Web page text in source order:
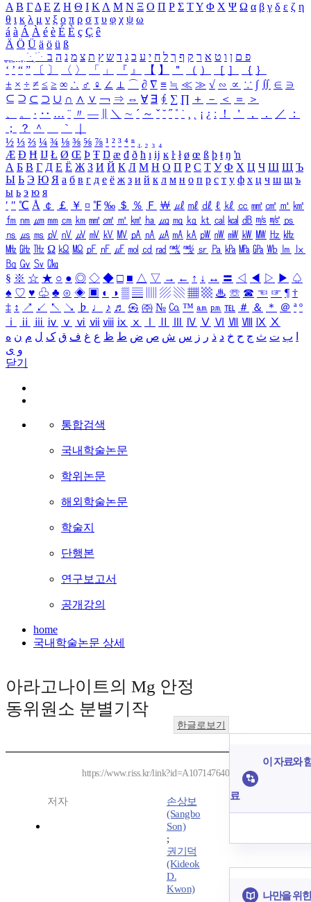
Α Β ΓΔ Ε Ζ Η Θ Ι ΚΛ Μ Ν Ξ Ο Π Ρ Σ ΤΥ Φ Χ Ψ Ω α β γ δ ε ζ η
θ ι κ λ μ ν ξ ο π ρ σ τ υ φ χ ψ ω
á à Á À é è É È ç Ç ê
Ä Ö Ü ä ö ü ß
ִֶֹ ֻּ ׁׂ פ ם ן ו ט א ר ק ף ך ל ח י ע כ ג ד ש ץ ת צ מ נ ה ב
‘ ’ “ ” 〔 〕 〈 〉 「 」 『 』 【 】 ＂ （ ） ［ ］ ｛ ｝
± × ÷ ≠ ≤ ≥ ∞ ∴ ♂ ♀ ∠ ⊥ ⌒ ∂ ∇ ≡ ≒ ≪ ≫ √ ∽ ∝ ∵ ∫ ∬ ∈ ∋
⊆ ⊇ ⊂ ⊃ ∪ ∩ ∧ ∨ ￢ ⇒ ⇔ ∀ ∃ ∮ ∑ ∏ ＋ － ＜ ＝
＞
、
。 · ‥ … ¨ 〃 ― ＼ ∼ ´ ～ ˇ ˘ ˝ ˚ ˙ ¸ ¡ ¿ ː ！ ＇ ， ． ／
：
；
？ ＾ ｀
½ ⅓ ⅔ ¼ ¾ ⅛ ⅜ ⅝ ⅞ ¹ ² ³ ⁴ ⁿ ₁ ₂ ₃ ₄
Æ Ð Ħ Ĳ Ł Ø Œ Þ Ŧ Ŋ æ đ ð ħ ı ĳ ĸ ŀ ł ø œ ß þ ŧ ŋ ŉ
А Б В Г Д Е Ё Ж З И Й К Л М Н О П Р С Т У Ф Х Ц Ч Ш Щ Ъ
Ы Ь Э Ю Я а б в г д е ё ж з и й к л м н о п р с т у ф х ц ч ш щ ъ
ы ь э ю я
′ ″ ℃ Å ￠ ￡ ￥ ¤ ℉ ‰ ＄ ％ Ｆ ￦ ㎕ ㎖ ㎗ ℓ ㎘ ㏄ ㎣ ㎤ ㎥ ㎦
㎙ ㎚ ㎛ ㎜ ㎝ ㎞ ㎟ ㎠ ㎡ ㎢ ㏊ ㎍ ㎎ ㎏ ㏏ ㎈ ㎉ ㏈ ㎧ ㎨ ㎰
㎱ ㎲ ㎳ ㎴ ㎵ ㎶ ㎷ ㎸ ㎹ ㎀ ㎁ ㎂ ㎃ ㎄ ㎺ ㎻ ㎽ ㎾ ㎿ ㎐ ㎑
㎒ ㎓ ㎔ Ω ㏀ ㏁ ㎊ ㎋ ㎌ ㏖ ㏅ ㎭ ㎮ ㎯ ㏛ ㎩ ㎪ ㎫ ㎬ ㏝ ㏐
㏓
㏃ ㏉ ㏜ ㏆
§ ※ ☆ ★ ○ ● ◎ ◇ ◆ □ ■ △ ▽ → ← ↑ ↓ ↔ 〓 ◁ ◀ ▷ ▶ ♤
♠ ♡ ♥ ♧ ♣ ⊙ ◈ ▣ ◐ ◑ ▒ ▤ ▨ ▧ ▦ ▩ ♨ ☏ ☎ ☜ ☞ ¶ †
‡ ↕ ↗ ↙ ↖ ↘ ♭ ♩ ♪ ♬ ㉿ ㈜ № ㏇ ™ ㏂ ㏘ ℡ ＃ ＆ ＊ ＠ ª º
ⅰ
ⅱ ⅲ ⅳ ⅴ ⅵ ⅶ ⅷ ⅸ ⅹ Ⅳ Ⅴ Ⅵ Ⅶ Ⅷ Ⅸ Ⅹ
ب ت ث ج ح خ د ذ ر ز س ش ص ض ط ظ ع غ ف ق ک ل م ن ه
و ی
닫기
통합검색
국내학술논문
학위논문
해외학술논문
학술지
단행본
연구보고서
공개강의
home
국내학술논문 상세
아라고나이트의 Mg 안정
동위원소 분별기작
한글로보기
https://www.riss.kr/link?id=A107147640
저자
손상보
(Sangbo
Son)
;
권기덕
(Kideok
D.
Kwon)
이 자료와
료
나만을 위